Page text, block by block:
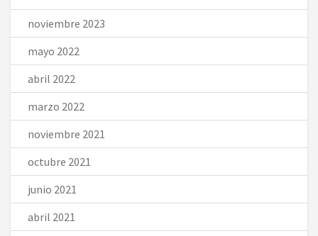
noviembre 2023
mayo 2022
abril 2022
marzo 2022
noviembre 2021
octubre 2021
junio 2021
abril 2021